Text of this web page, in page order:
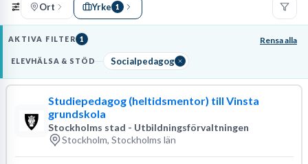
Ort Yrke 1
AKTIVA FILTER 1 Rensa alla
ELEVHÄLSA & STÖD Socialpedagog
Studiepedagog (heltidsmentor) till Vinsta
grundskola
Stockholms stad - Utbildningsförvaltningen
Stockholm, Stockholms län